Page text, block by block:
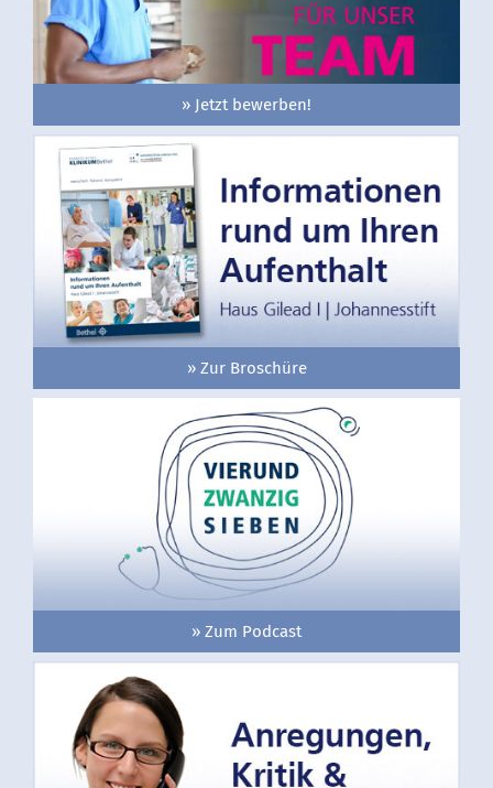
» Jetzt bewerben!
» Zur Broschüre
» Zum Podcast